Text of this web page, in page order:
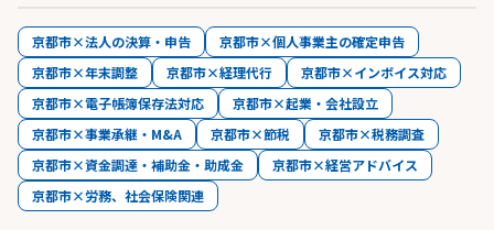
京都市×法人の決算・申告
京都市×個人事業主の確定申告
京都市×年末調整
京都市×経理代行
京都市×インボイス対応
京都市×電子帳簿保存法対応
京都市×起業・会社設立
京都市×事業承継・M&A
京都市×節税
京都市×税務調査
京都市×資金調達・補助金・助成金
京都市×経営アドバイス
京都市×労務、社会保険関連